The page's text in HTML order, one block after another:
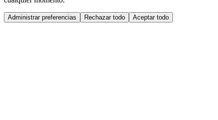
Administrar preferencias Rechazar todo Aceptar todo